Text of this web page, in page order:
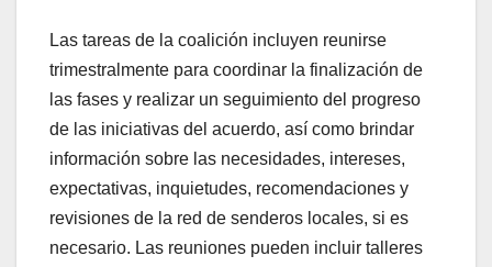
Las tareas de la coalición incluyen reunirse
trimestralmente para coordinar la finalización de
las fases y realizar un seguimiento del progreso
de las iniciativas del acuerdo, así como brindar
información sobre las necesidades, intereses,
expectativas, inquietudes, recomendaciones y
revisiones de la red de senderos locales, si es
necesario. Las reuniones pueden incluir talleres